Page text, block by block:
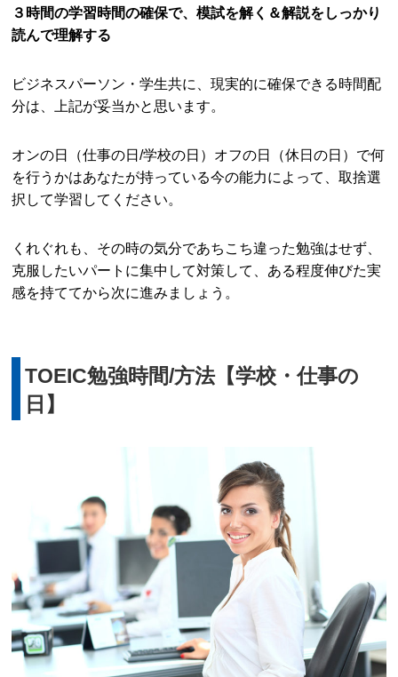
３時間の学習時間の確保で、模試を解く＆解説をしっかり
読んで理解する
ビジネスパーソン・学生共に、現実的に確保できる時間配
分は、上記が妥当かと思います。
オンの日（仕事の日/学校の日）オフの日（休日の日）で何
を行うかはあなたが持っている今の能力によって、取捨選
択して学習してください。
くれぐれも、その時の気分であちこち違った勉強はせず、
克服したいパートに集中して対策して、ある程度伸びた実
感を持ててから次に進みましょう。
TOEIC勉強時間/方法【学校・仕事の
日】